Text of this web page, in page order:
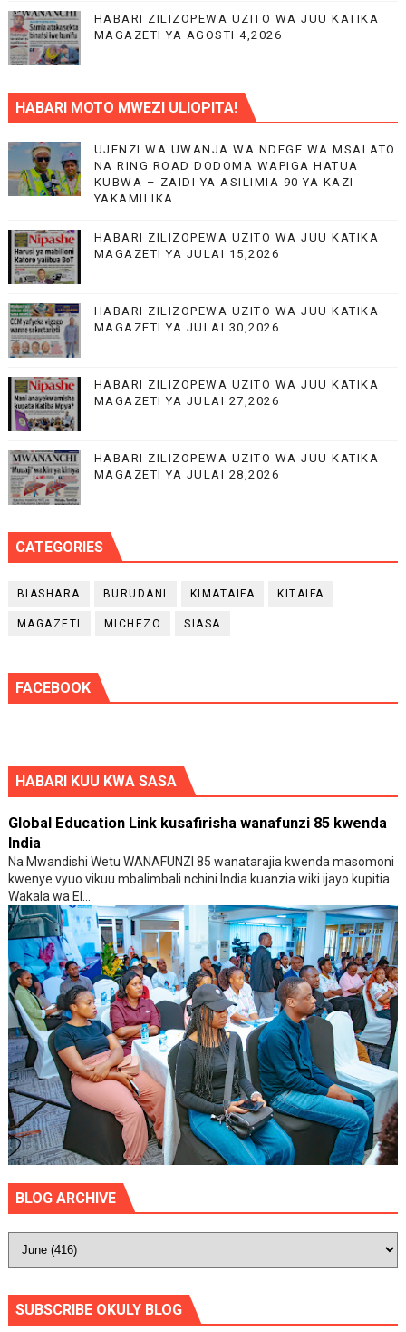
HABARI ZILIZOPEWA UZITO WA JUU KATIKA
MAGAZETI YA AGOSTI 4,2026
HABARI MOTO MWEZI ULIOPITA!
UJENZI WA UWANJA WA NDEGE WA MSALATO
NA RING ROAD DODOMA WAPIGA HATUA
KUBWA – ZAIDI YA ASILIMIA 90 YA KAZI
YAKAMILIKA.
HABARI ZILIZOPEWA UZITO WA JUU KATIKA
MAGAZETI YA JULAI 15,2026
HABARI ZILIZOPEWA UZITO WA JUU KATIKA
MAGAZETI YA JULAI 30,2026
HABARI ZILIZOPEWA UZITO WA JUU KATIKA
MAGAZETI YA JULAI 27,2026
HABARI ZILIZOPEWA UZITO WA JUU KATIKA
MAGAZETI YA JULAI 28,2026
CATEGORIES
BIASHARA BURUDANI KIMATAIFA KITAIFA
MAGAZETI MICHEZO SIASA
FACEBOOK
HABARI KUU KWA SASA
Global Education Link kusafirisha wanafunzi 85 kwenda
India
Na Mwandishi Wetu WANAFUNZI 85 wanatarajia kwenda masomoni
kwenye vyuo vikuu mbalimbali nchini India kuanzia wiki ijayo kupitia
Wakala wa El...
BLOG ARCHIVE
SUBSCRIBE OKULY BLOG